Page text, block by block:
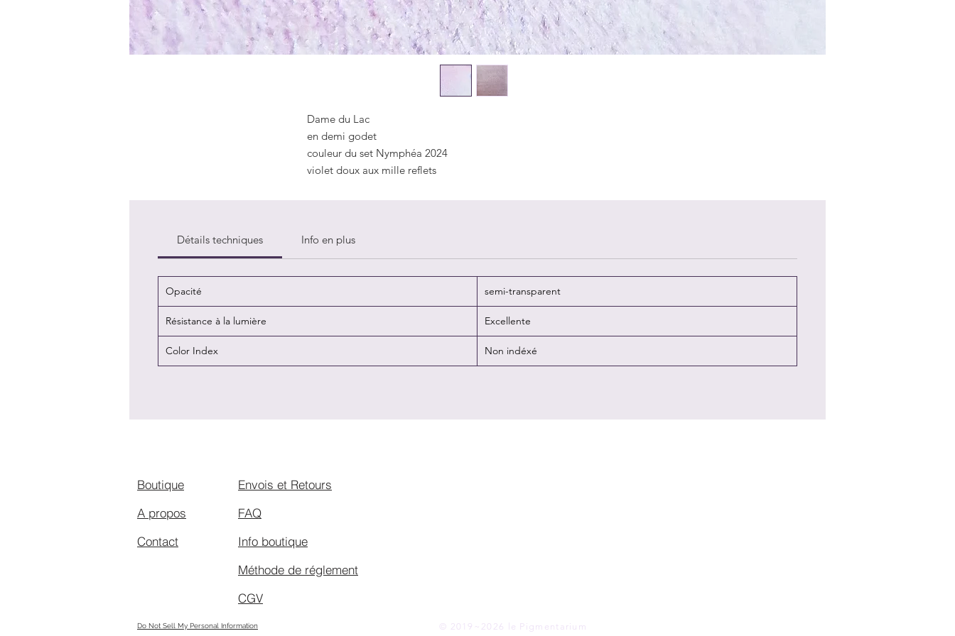
Dame du Lac
en demi godet
couleur du set Nymphéa 2024
violet doux aux mille reflets
Détails techniques Info en plus
Opacité semi-transparent
Résistance à la lumière Excellente
Color Index Non indéxé
Boutique
Envois et Retours
A propos
FAQ
Contact
Info boutique
Méthode de réglement
CGV
Do Not Sell My Personal Information © 2019~2026 le Pigmentarium